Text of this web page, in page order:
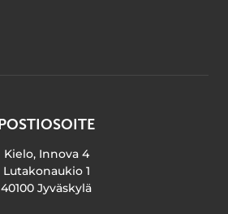
POSTIOSOITE
Kielo, Innova 4
Lutakonaukio 1
40100 Jyväskylä